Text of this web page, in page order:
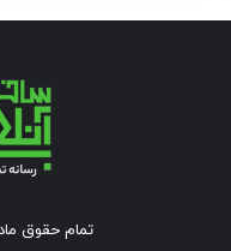
تمام حقوق